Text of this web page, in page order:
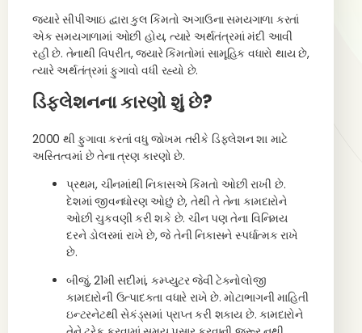
જ્યારે સીપીઆઇ દ્વારા કુલ કિંમતો અગાઉના સમયગાળા કરતાં
એક સમયગાળામાં ઓછી હોય, ત્યારે અર્થતંત્રમાં મંદી આવી
રહી છે. તેનાથી વિપરીત, જ્યારે કિંમતોમાં સામૂહિક વધારો થાય છે,
ત્યારે અર્થતંત્રમાં ફુગાવો વધી રહ્યો છે.
ડિફ્લેશનના કારણો શું છે?
2000 થી ફુગાવા કરતાં વધુ જોખમ તરીકે ડિફ્લેશન શા માટે
અસ્તિત્વમાં છે તેના ત્રણ કારણો છે.
પ્રથમ, ચીનમાંથી નિકાસએ કિંમતો ઓછી રાખી છે.
દેશમાં જીવનધોરણ ઓછું છે, તેથી તે તેના કામદારોને
ઓછી ચુકવણી કરી શકે છે. ચીન પણ તેના વિનિમય
દરને ડોલરમાં રાખે છે, જે તેની નિકાસને સ્પર્ધાત્મક રાખે
છે.
બીજું, 21મી સદીમાં, કમ્પ્યુટર જેવી ટેક્નોલોજી
કામદારોની ઉત્પાદકતા વધારે રાખે છે. મોટાભાગની માહિતી
ઇન્ટરનેટથી સેકંડ્સમાં પ્રાપ્ત કરી શકાય છે. કામદારોને